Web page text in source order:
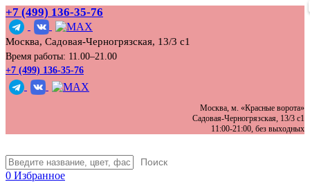
+7 (499) 136‑35‑76
Москва, Садовая-Черногрязская, 13/3 с1
Время работы: 11.00–21.00
+7 (499) 136-35-76
Москва, м. «Красные ворота»
Садовая-Черногрязская, 13/3 с1
11:00-21:00, без выходных
Поиск
0 Избранное